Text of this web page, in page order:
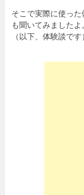
そこで実際に使っ
も聞いてみましたよ。
（以下、体験談です）